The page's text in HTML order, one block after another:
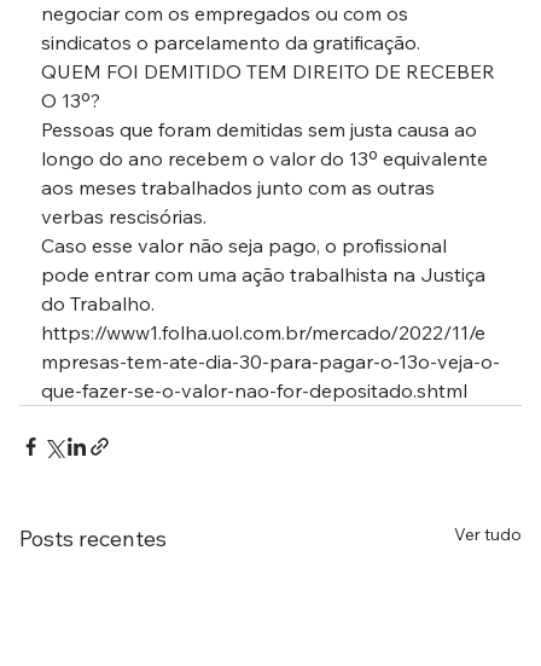
negociar com os empregados ou com os
sindicatos o parcelamento da gratificação.
QUEM FOI DEMITIDO TEM DIREITO DE RECEBER
O 13º?
Pessoas que foram demitidas sem justa causa ao
longo do ano recebem o valor do 13º equivalente
aos meses trabalhados junto com as outras
verbas rescisórias.
Caso esse valor não seja pago, o profissional
pode entrar com uma ação trabalhista na Justiça
do Trabalho.
https://www1.folha.uol.com.br/mercado/2022/11/e
mpresas-tem-ate-dia-30-para-pagar-o-13o-veja-o-
que-fazer-se-o-valor-nao-for-depositado.shtml
Posts recentes Ver tudo